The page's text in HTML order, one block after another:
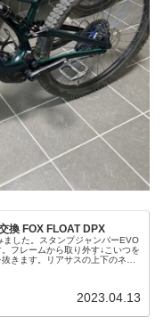
換 FOX FLOAT DPX
した。スタンプジャンパーEVO
フレームから取り外す↓こいつを
きます。リアサスの上下のネジ
2023.04.13